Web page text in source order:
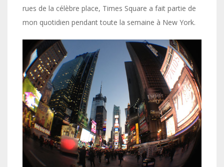
rues de la célèbre place, Times Square a fait partie de
mon quotidien pendant toute la semaine à New York.